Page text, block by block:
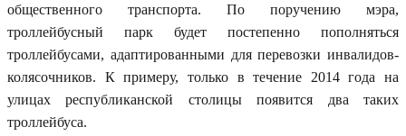
общественного транспорта. По поручению мэра,
троллейбусный парк будет постепенно пополняться
троллейбусами, адаптированными для перевозки инвалидов-
колясочников. К примеру, только в течение 2014 года на
улицах республиканской столицы появится два таких
троллейбуса.